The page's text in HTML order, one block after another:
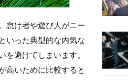
怠け者や遊び人がニー
いった典型的な内気な
避けてしまいます。
高いために比較すると